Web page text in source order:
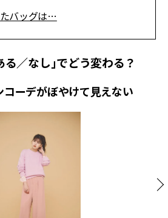
バッグは…
る／なし」でどう変わる？
コーデがぼやけて見えない